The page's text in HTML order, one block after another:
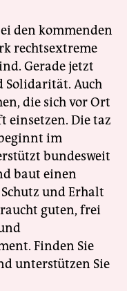
den kommenden
rechtsextreme
Gerade jetzt
Solidarität. Auch
die sich vor Ort
einsetzen. Die taz
im
bundesweit
baut einen
und Erhalt
guten, frei
Finden Sie
unterstützen Sie